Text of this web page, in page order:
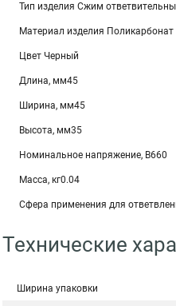
Тип изделия Сжим
Материал изделия Поликарбонат
Цвет Черный
Длина, мм45
Ширина, мм45
Высота, мм35
Номинальное напряжение, В660
Масса, кг0.04
Сфера применения для
Технические
Ширина упаковки